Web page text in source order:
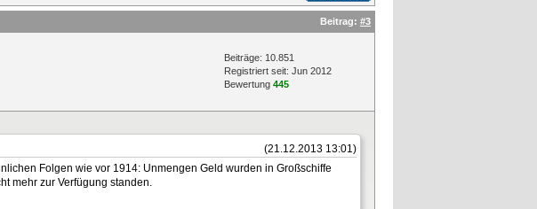
Beitrag: #3
Beiträge: 10.851
Registriert seit: Jun 2012
Bewertung 445
(21.12.2013 13:01)
Folgen wie vor 1914: Unmengen Geld wurden in Großschiffe
mehr zur Verfügung standen.